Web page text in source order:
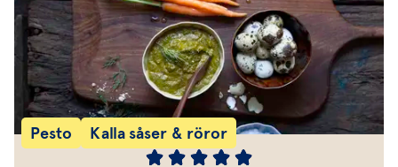
Pesto Kalla såser & röror